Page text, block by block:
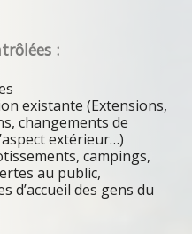
:
existante (Extensions,
changements de
extérieur…)
campings,
au public,
d’accueil des gens du